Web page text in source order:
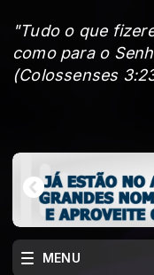
"Tudo o que
como para o
(Colossenses
MENU